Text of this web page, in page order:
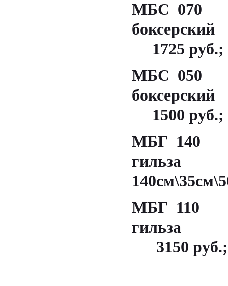
МБС 070
1725 руб.;
МБС 050
1500 руб.;
МБГ 140
МБГ 110
гильза
3150 руб.;